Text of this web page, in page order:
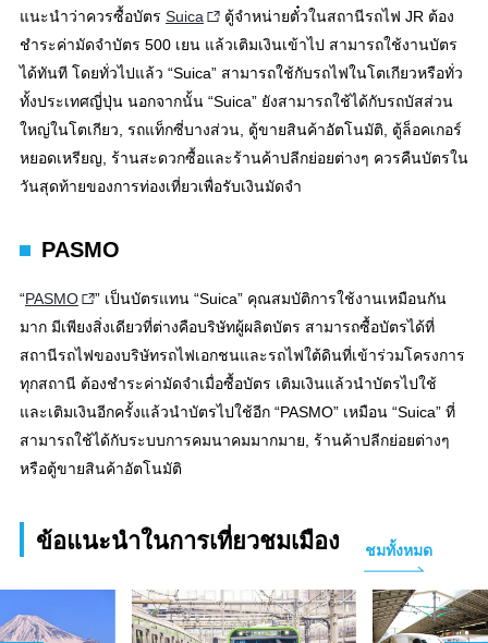
แนะนำว่าควรซื้อบัตร Suica
ตู้จำหน่ายตั๋วในสถานีรถไฟ JR ต้อง
ชำระค่ามัดจำบัตร 500 เยน แล้วเติมเงินเข้าไป สามารถใช้งานบัตร
ได้ทันที โดยทั่วไปแล้ว “Suica” สามารถใช้กับรถไฟในโตเกียวหรือทั่ว
ทั้งประเทศญี่ปุ่น นอกจากนั้น “Suica” ยังสามารถใช้ได้กับรถบัสส่วน
ใหญ่ในโตเกียว, รถแท็กซี่บางส่วน, ตู้ขายสินค้าอัตโนมัติ, ตู้ล็อคเกอร์
หยอดเหรียญ, ร้านสะดวกซื้อและร้านค้าปลีกย่อยต่างๆ ควรคืนบัตรใน
วันสุดท้ายของการท่องเที่ยวเพื่อรับเงินมัดจำ
PASMO
“PASMO
” เป็นบัตรแทน “Suica” คุณสมบัติการใช้งานเหมือนกัน
มาก มีเพียงสิ่งเดียวที่ต่างคือบริษัทผู้ผลิตบัตร สามารถซื้อบัตรได้ที่
สถานีรถไฟของบริษัทรถไฟเอกชนและรถไฟใต้ดินที่เข้าร่วมโครงการ
ทุกสถานี ต้องชำระค่ามัดจำเมื่อซื้อบัตร เติมเงินแล้วนำบัตรไปใช้
และเติมเงินอีกครั้งแล้วนำบัตรไปใช้อีก “PASMO” เหมือน “Suica” ที่
สามารถใช้ได้กับระบบการคมนาคมมากมาย, ร้านค้าปลีกย่อยต่างๆ
หรือตู้ขายสินค้าอัตโนมัติ
ข้อแนะนำในการเที่ยวชมเมือง ชมทั้งหมด